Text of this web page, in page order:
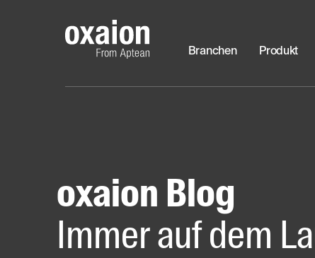
Branchen Produkt
oxaion Blog
Immer auf dem